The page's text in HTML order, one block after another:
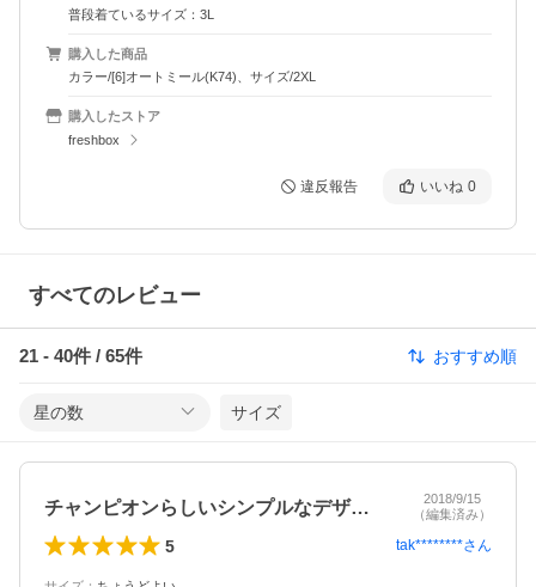
普段着ているサイズ：3L
購入した商品
カラー/[6]オートミール(K74)、サイズ/2XL
購入したストア
freshbox
違反報告 いいね 0
すべてのレビュー
21 - 40件 / 65件 おすすめ順
星の数 サイズ
チャンピオンらしいシンプルなデザイン、…
2018/9/15
（編集済み）
5 tak********さん